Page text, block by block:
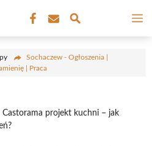
Sochaczew - Ogłoszenia |
| Praca
Castorama projekt kuchni – jak